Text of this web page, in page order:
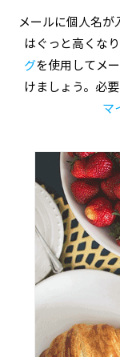
メールに個人名が
はぐっと高くな
グを使用してメ
けましょう。必
マ